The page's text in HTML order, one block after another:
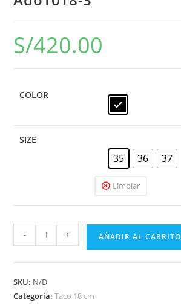
S/420.00
COLOR
SIZE
35 36 37
Limpiar
- + AÑADIR AL CARRITO
SKU: N/D
Categoría:Taco 18 cm